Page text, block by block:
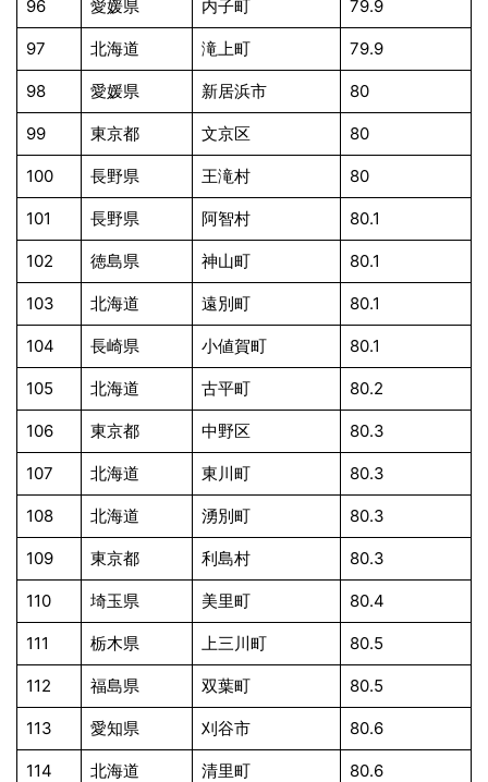
96 愛媛県 内子町 79.9
97 北海道 滝上町 79.9
98 愛媛県 新居浜市 80
99 東京都 文京区 80
100 長野県 王滝村 80
101 長野県 阿智村 80.1
102 徳島県 神山町 80.1
103 北海道 遠別町 80.1
104 長崎県 小値賀町 80.1
105 北海道 古平町 80.2
106 東京都 中野区 80.3
107 北海道 東川町 80.3
108 北海道 湧別町 80.3
109 東京都 利島村 80.3
110 埼玉県 美里町 80.4
111 栃木県 上三川町 80.5
112 福島県 双葉町 80.5
113 愛知県 刈谷市 80.6
114 北海道 清里町 80.6